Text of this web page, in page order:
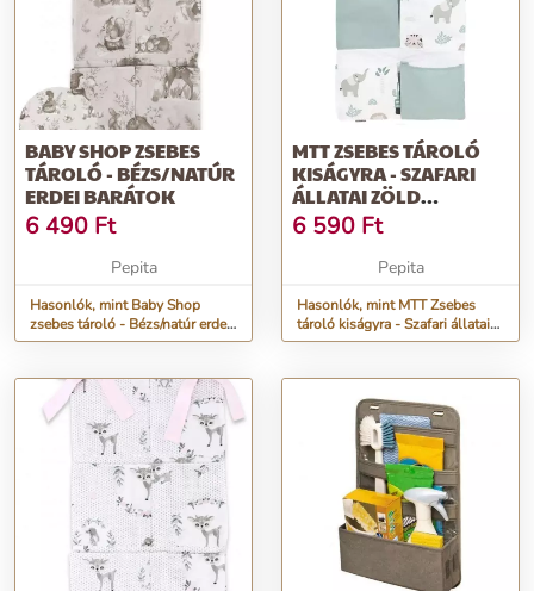
BABY SHOP ZSEBES
TÁROLÓ - BÉZS/NATÚR
ERDEI BARÁTOK
6 490 Ft
Pepita
Hasonlók, mint Baby Shop
zsebes tároló - Bézs/natúr erdei
barátok
MTT ZSEBES TÁROLÓ
KISÁGYRA - SZAFARI
ÁLLATAI ZÖLD
JÁRMŰVEL
6 590 Ft
Pepita
Hasonlók, mint MTT Zsebes
tároló kiságyra - Szafari állatai
zöld járművel